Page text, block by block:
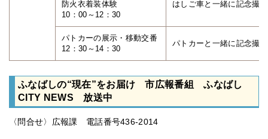
防火衣着装体験
10：00～12：30
はしご車と一緒に記念撮影
パトカーの展示・移動交番
12：30～14：30
パトカーと一緒に記念撮影
ふなばしの“現在”をお届け 市広報番組 ふなばし
CITY NEWS 放送中
〈問合せ〉広報課 電話番号436-2014